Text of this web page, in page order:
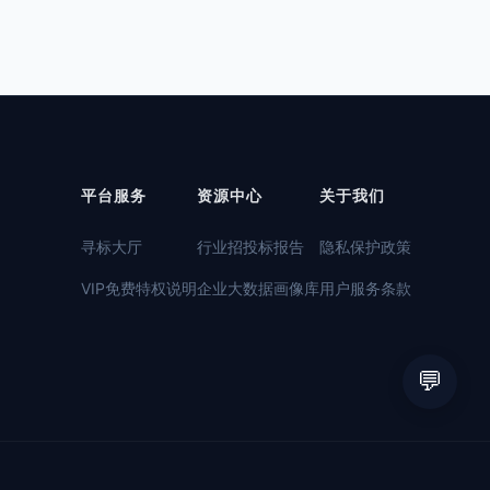
平台服务
寻标大厅
VIP免费特权说明
资源中心
行业招投标报告
企业大数据画像库
关于我们
隐私保护政策
用户服务条款
💬